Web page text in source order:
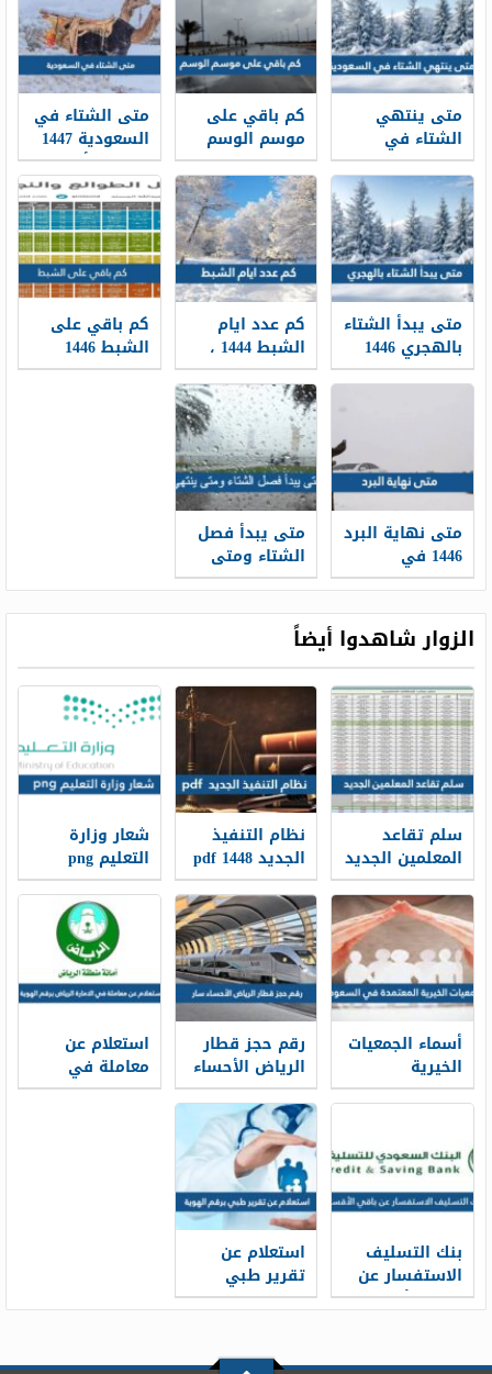
متى ينتهي
الشتاء في
السعودية 1447
كم باقي على
موسم الوسم
1447
متى الشتاء في
السعودية 1447
متى يبدأ الشتاء
بالهجري
متى يبدأ الشتاء
بالهجري 1446
كم عدد ايام
الشبط 1444 ،
الشبط كم يوم
كم باقي على
الشبط 1446
متى نهاية البرد
1446 في
السعودية
متى يبدأ فصل
الشتاء ومتى
ينتهي
الزوار شاهدوا أيضاً
سلم تقاعد
المعلمين الجديد
1448
نظام التنفيذ
الجديد 1448 pdf
شعار وزارة
التعليم png
الجديد 1448
أسماء الجمعيات
الخيرية
المعتمدة في
السعودية
رقم حجز قطار
الرياض الأحساء
سار محطة
القطار الموحد
1448
استعلام عن
معاملة في
الامارة الرياض
بنك التسليف
الاستفسار عن
باقي الأقساط
استعلام عن
تقرير طبي
برقم الهوية